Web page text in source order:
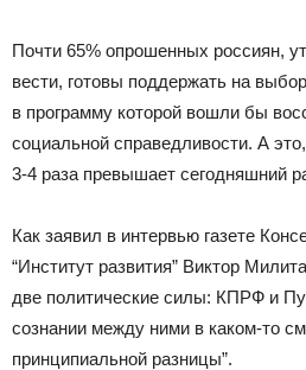
Почти 65% опрошенных россиян,
вести, готовы поддержать на
в программу которой вошли бы
социальной справедливости. А
3-4 раза превышает сегодняшний
Как заявил в интервью газете
“Институт развития” Виктор
две политические силы: КПРФ и
сознании между ними в каком-то
принципиальной разницы”.